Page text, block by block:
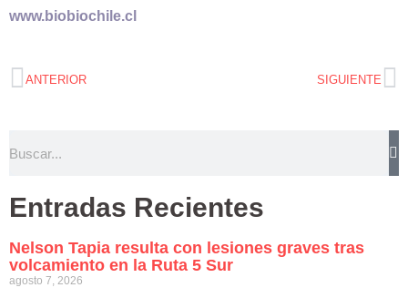
www.biobiochile.cl
ANTERIOR SIGUIENTE
Entradas Recientes
Nelson Tapia resulta con lesiones graves tras
volcamiento en la Ruta 5 Sur
agosto 7, 2026